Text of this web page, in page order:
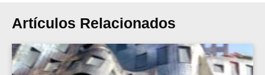
Artículos Relacionados